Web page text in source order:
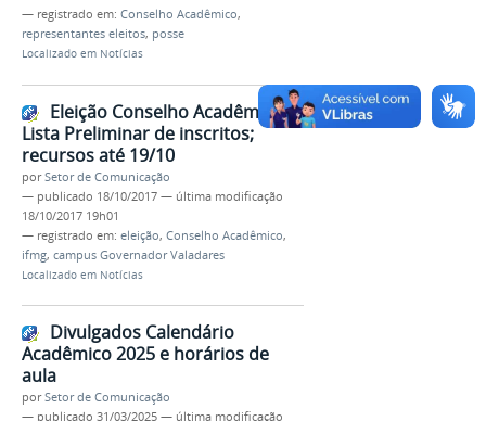
— registrado em: Conselho Acadêmico,
representantes eleitos, posse
Localizado em Notícias
Eleição Conselho Acadêmico -
Lista Preliminar de inscritos;
recursos até 19/10
porSetor de Comunicação
— publicado 18/10/2017 — última modificação
18/10/2017 19h01
— registrado em: eleição, Conselho Acadêmico,
ifmg, campus Governador Valadares
Localizado em Notícias
Divulgados Calendário
Acadêmico 2025 e horários de
aula
porSetor de Comunicação
— publicado 31/03/2025 — última modificação